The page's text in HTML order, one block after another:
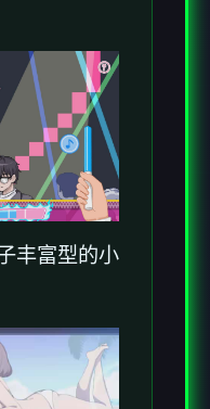
丰富型的小